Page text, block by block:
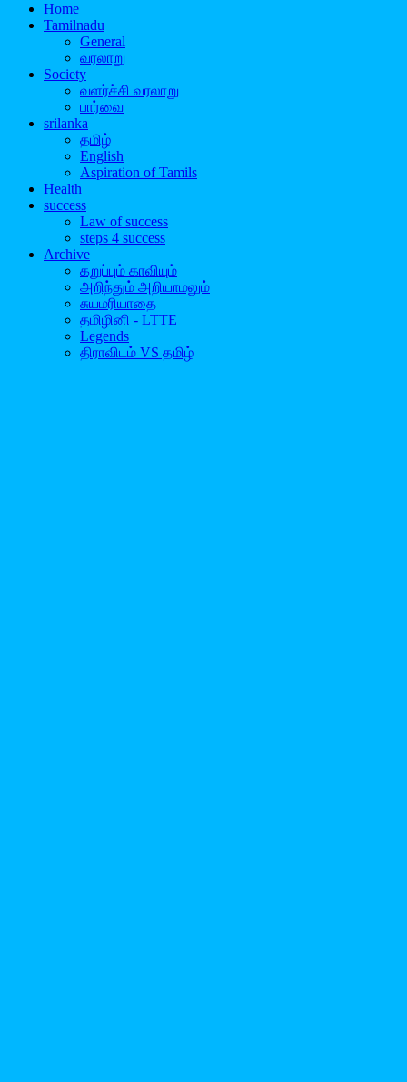
Home
Tamilnadu
General
வரலாறு
Society
வளர்ச்சி வரலாறு
பார்வை
srilanka
தமிழ்
English
Aspiration of Tamils
Health
success
Law of success
steps 4 success
Archive
கறுப்பும் காவியும்
அறிந்தும் அறியாமலும்
சுயமரியாதை
தமிழினி - LTTE
Legends
திராவிடம் VS தமிழ்